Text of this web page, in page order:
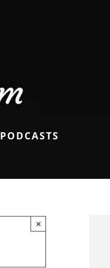
PODCASTS
×